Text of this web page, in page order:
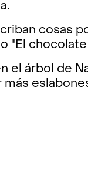
cosas
"El
el árbol de
más